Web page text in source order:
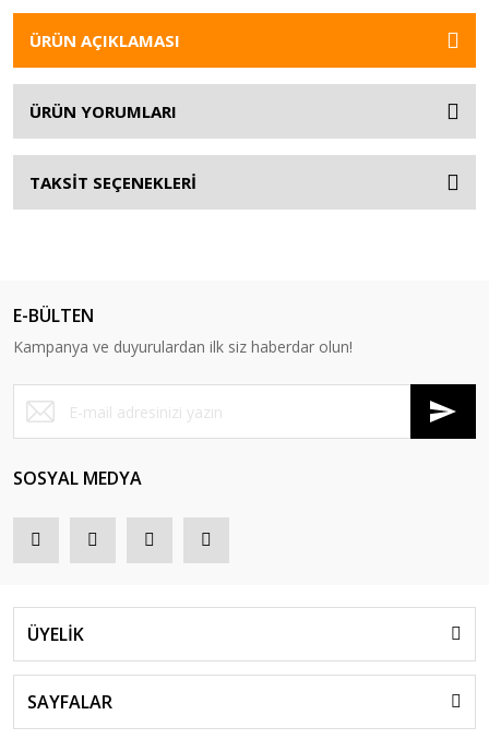
ÜRÜN AÇIKLAMASI
ÜRÜN YORUMLARI
TAKSİT SEÇENEKLERİ
E-BÜLTEN
Kampanya ve duyurulardan ilk siz haberdar olun!
SOSYAL MEDYA
ÜYELİK
SAYFALAR